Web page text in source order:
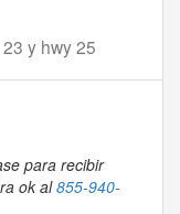
y hwy 25
para recibir
ok al855-940-